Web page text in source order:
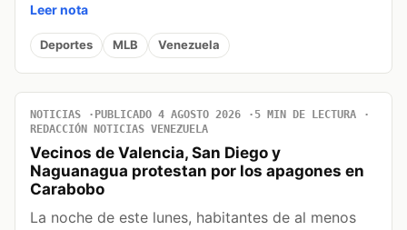
Leer nota
Deportes MLB Venezuela
NOTICIAS PUBLICADO 4 AGOSTO 2026
5 MIN DE LECTURA
REDACCIÓN NOTICIAS VENEZUELA
Vecinos de Valencia, San Diego y
Naguanagua protestan por los apagones en
Carabobo
La noche de este lunes, habitantes de al menos